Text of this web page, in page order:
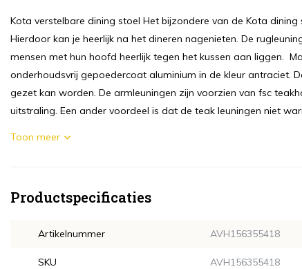
Kota verstelbare dining stoel Het bijzondere van de Kota
Hierdoor kan je heerlijk na het dineren nagenieten. De
mensen met hun hoofd heerlijk tegen het kussen aan liggen.
onderhoudsvrij gepoedercoat aluminium in de kleur antraciet.
gezet kan worden. De armleuningen zijn voorzien van fsc
uitstraling. Een ander voordeel is dat de teak leuningen niet
Toon meer
Productspecificaties
Artikelnummer AVH156355418
SKU AVH156355418